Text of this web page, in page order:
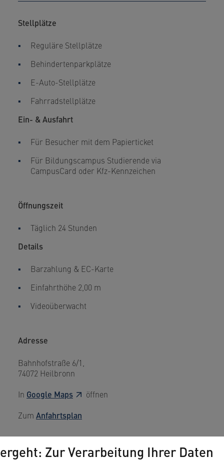
Zur Verarbeitung Ihrer Daten
Stellplätze
Reguläre Stellplätze
Behindertenparkplätze
E-Auto-Stellplätze
Fahrradstellplätze
Ein- & Ausfahrt
Für Besucher mit dem Papierticket
Für Bildungscampus Studierende via
CampusCard oder Kfz-Kennzeichen
Öffnungszeit
Täglich 24 Stunden
Details
Barzahlung & EC-Karte
Einfahrthöhe 2,00 m
Videoüberwacht
Adresse
Bahnhofstraße 6/1,
74072 Heilbronn
In Google Maps
öffnen
Zum Anfahrtsplan